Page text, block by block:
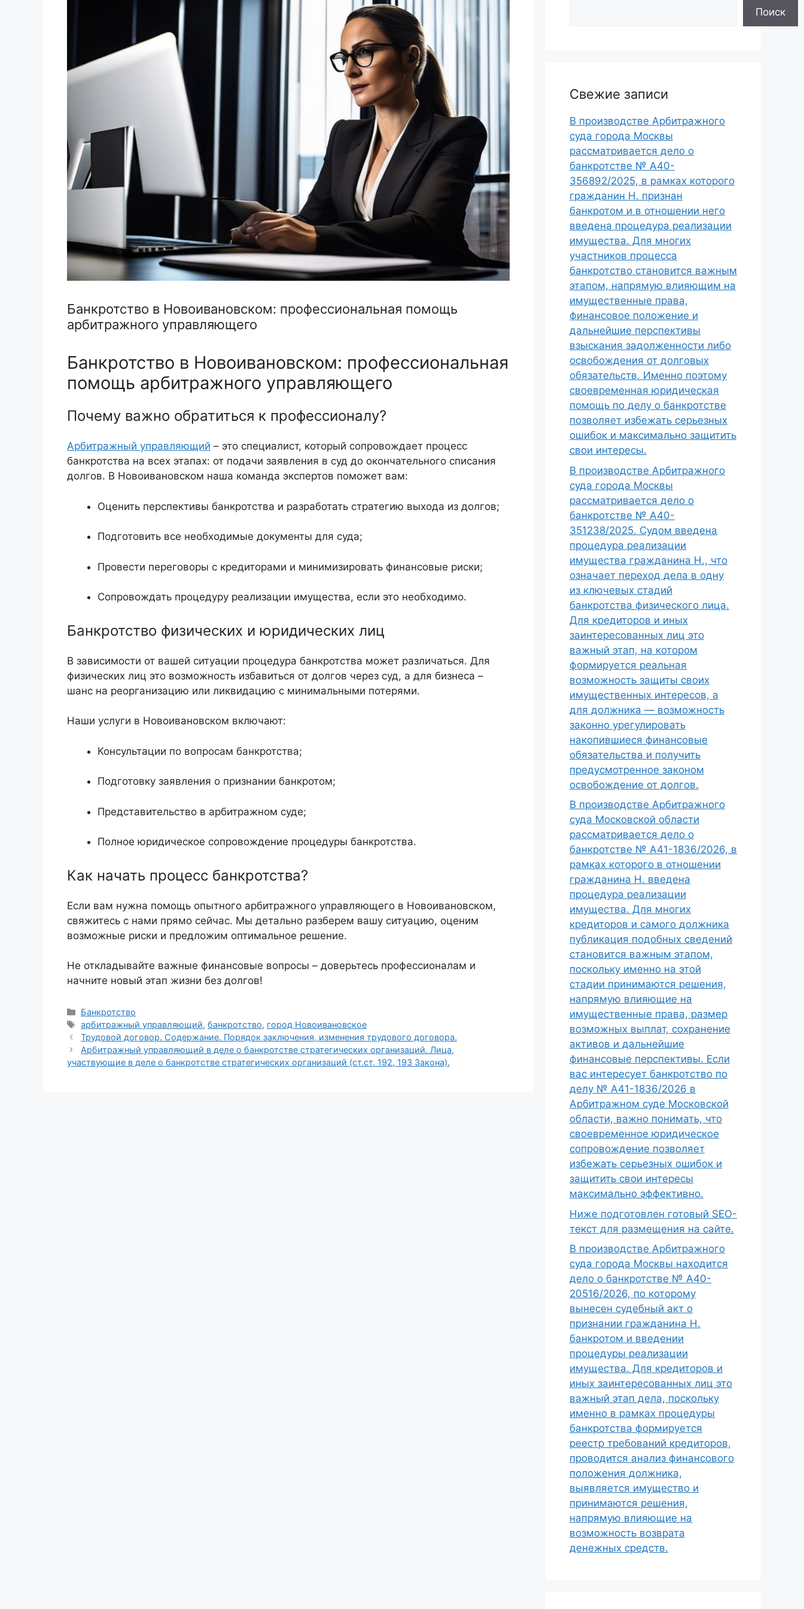
Банкротство в Новоивановском: профессиональная помощь
арбитражного управляющего
Банкротство в Новоивановском: профессиональная
помощь арбитражного управляющего
Почему важно обратиться к профессионалу?
Арбитражный управляющий – это специалист, который сопровождает процесс
банкротства на всех этапах: от подачи заявления в суд до окончательного списания
долгов. В Новоивановском наша команда экспертов поможет вам:
Оценить перспективы банкротства и разработать стратегию выхода из долгов;
Подготовить все необходимые документы для суда;
Провести переговоры с кредиторами и минимизировать финансовые риски;
Сопровождать процедуру реализации имущества, если это необходимо.
Банкротство физических и юридических лиц
В зависимости от вашей ситуации процедура банкротства может различаться. Для
физических лиц это возможность избавиться от долгов через суд, а для бизнеса –
шанс на реорганизацию или ликвидацию с минимальными потерями.
Наши услуги в Новоивановском включают:
Консультации по вопросам банкротства;
Подготовку заявления о признании банкротом;
Представительство в арбитражном суде;
Полное юридическое сопровождение процедуры банкротства.
Как начать процесс банкротства?
Если вам нужна помощь опытного арбитражного управляющего в Новоивановском,
свяжитесь с нами прямо сейчас. Мы детально разберем вашу ситуацию, оценим
возможные риски и предложим оптимальное решение.
Не откладывайте важные финансовые вопросы – доверьтесь профессионалам и
начните новый этап жизни без долгов!
Рубрики
Банкротство
Метки
арбитражный управляющий,банкротство, город Новоивановское
Трудовой договор. Содержание. Порядок заключения, изменения трудового договора.
Арбитражный управляющий в деле о банкротстве стратегических организаций. Лица,
участвующие в деле о банкротстве стратегических организаций (ст.ст. 192, 193 Закона).
Поиск
Свежие записи
В производстве Арбитражного
суда города Москвы
рассматривается дело о
банкротстве № А40-
356892/2025, в рамках которого
гражданин Н. признан
банкротом и в отношении него
введена процедура реализации
имущества. Для многих
участников процесса
банкротство становится важным
этапом, напрямую влияющим на
имущественные права,
финансовое положение и
дальнейшие перспективы
взыскания задолженности либо
освобождения от долговых
обязательств. Именно поэтому
своевременная юридическая
помощь по делу о банкротстве
позволяет избежать серьезных
ошибок и максимально защитить
свои интересы.
В производстве Арбитражного
суда города Москвы
рассматривается дело о
банкротстве № А40-
351238/2025. Судом введена
процедура реализации
имущества гражданина Н., что
означает переход дела в одну
из ключевых стадий
банкротства физического лица.
Для кредиторов и иных
заинтересованных лиц это
важный этап, на котором
формируется реальная
возможность защиты своих
имущественных интересов, а
для должника — возможность
законно урегулировать
накопившиеся финансовые
обязательства и получить
предусмотренное законом
освобождение от долгов.
В производстве Арбитражного
суда Московской области
рассматривается дело о
банкротстве № А41-1836/2026, в
рамках которого в отношении
гражданина Н. введена
процедура реализации
имущества. Для многих
кредиторов и самого должника
публикация подобных сведений
становится важным этапом,
поскольку именно на этой
стадии принимаются решения,
напрямую влияющие на
имущественные права, размер
возможных выплат, сохранение
активов и дальнейшие
финансовые перспективы. Если
вас интересует банкротство по
делу № А41-1836/2026 в
Арбитражном суде Московской
области, важно понимать, что
своевременное юридическое
сопровождение позволяет
избежать серьезных ошибок и
защитить свои интересы
максимально эффективно.
Ниже подготовлен готовый SEO-
текст для размещения на сайте.
В производстве Арбитражного
суда города Москвы находится
дело о банкротстве № А40-
20516/2026, по которому
вынесен судебный акт о
признании гражданина Н.
банкротом и введении
процедуры реализации
имущества. Для кредиторов и
иных заинтересованных лиц это
важный этап дела, поскольку
именно в рамках процедуры
банкротства формируется
реестр требований кредиторов,
проводится анализ финансового
положения должника,
выявляется имущество и
принимаются решения,
напрямую влияющие на
возможность возврата
денежных средств.